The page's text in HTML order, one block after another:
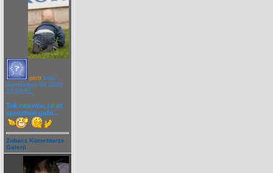
piotr dnia
September 09 2020
21:36:51
Tak zasuwa, że aż
spoodnie gubi...
Zobacz Komentarze
Galerii